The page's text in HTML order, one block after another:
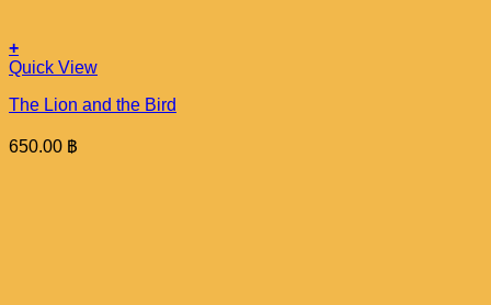
+
Quick View
The Lion and the Bird
650.00 ฿